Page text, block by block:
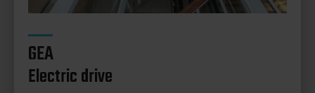
GEA
Electric drive